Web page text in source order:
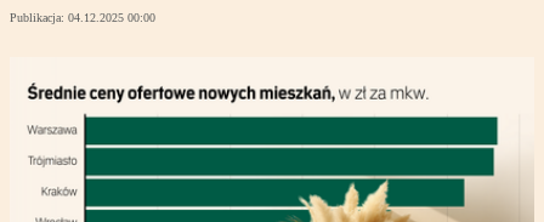
Publikacja: 04.12.2025 00:00